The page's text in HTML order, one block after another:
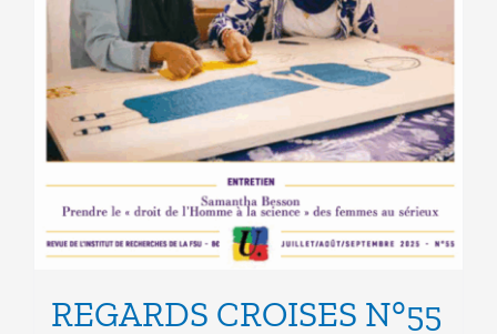
REGARDS CROISES N°55